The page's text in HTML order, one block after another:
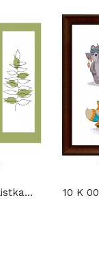
098. - Zakładki z listkami (PDF)